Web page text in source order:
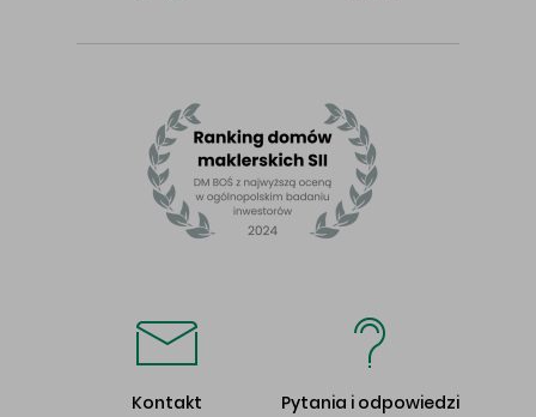
Kontakt Pytania i odpowiedzi